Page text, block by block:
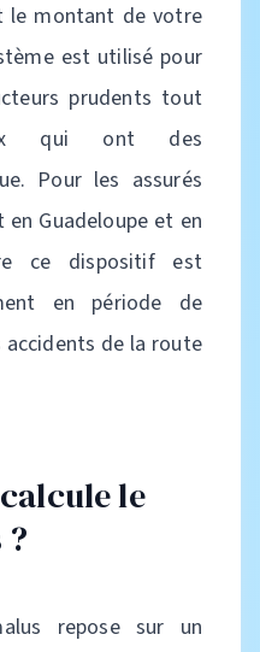
le montant de votre
est utilisé pour
prudents tout
qui ont des
Pour les assurés
Guadeloupe et en
ce dispositif est
en période de
accidents de la route
le
repose sur un